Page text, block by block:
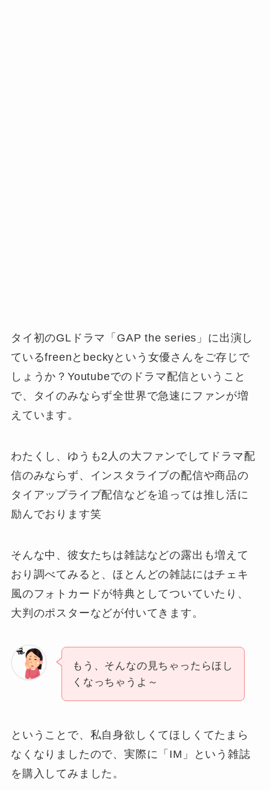
タイ初のGLドラマ「GAP the series」に出演し
ているfreenとbeckyという女優さんをご存じで
しょうか？Youtubeでのドラマ配信ということ
で、タイのみならず全世界で急速にファンが増
えています。
わたくし、ゆうも2人の大ファンでしてドラマ配
信のみならず、インスタライブの配信や商品の
タイアップライブ配信などを追っては推し活に
励んでおります笑
そんな中、彼女たちは雑誌などの露出も増えて
おり調べてみると、ほとんどの雑誌にはチェキ
風のフォトカードが特典としてついていたり、
大判のポスターなどが付いてきます。
もう、そんなの見ちゃったらほし
くなっちゃうよ～
ということで、私自身欲しくてほしくてたまら
なくなりましたので、実際に「IM」という雑誌
を購入してみました。